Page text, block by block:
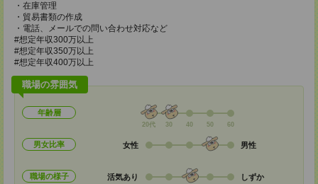
・在庫管理
・貿易書類の作成
・電話、メールでの問い合わせ対応など
#想定年収300万以上
#想定年収350万以上
#想定年収400万以上
職場の雰囲気
年齢層
20代 30 40 50 60
男女比率 女性 男性
職場の様子 活気あり しずか